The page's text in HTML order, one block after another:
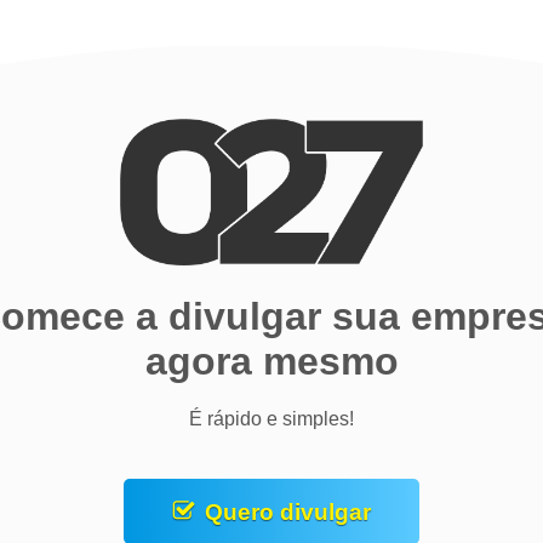
a divulgar sua
agora mesmo
É rápido e simples!
Quero divulgar